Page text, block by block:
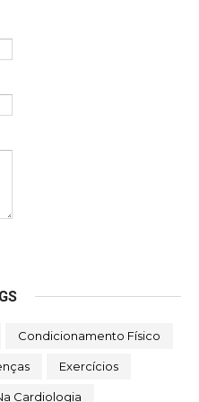
Condicionamento Físico
Exercícios
Cardiologia